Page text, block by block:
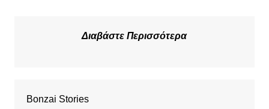
Διαβάστε Περισσότερα
Bonzai Stories